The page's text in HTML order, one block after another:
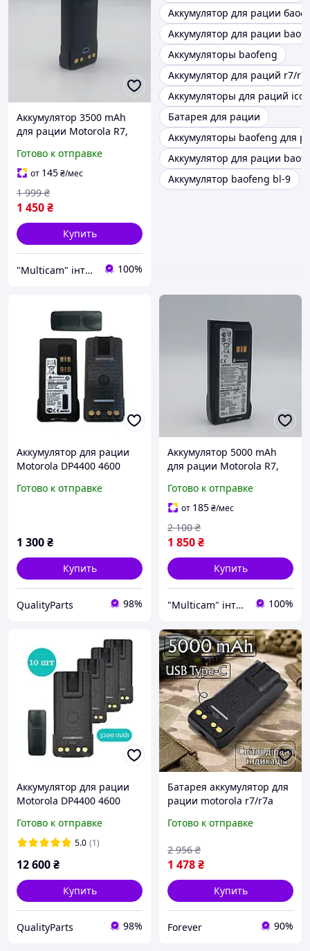
Аккумулятор 3500 mAh
для рации Motorola R7,
Готово к отправке
от 145₴/мес
1 450₴
1 999 ₴
Купить
"Multicam" інтернет магазин 100%
Аккумулятор для рации
Аккумулятор для рации
Аккумуляторы baofeng
Аккумулятор для раций r7/
Аккумуляторы для раций
Батарея для рации
Аккумуляторы baofeng для
Аккумулятор для рации
Аккумулятор baofeng bl-9
Аккумулятор для рации
Motorola DP4400 4600
Готово к отправке
1 300₴
Купить
QualityParts 98%
Аккумулятор 5000 mAh
для рации Motorola R7,
Готово к отправке
от 185₴/мес
1 850₴
2 100 ₴
Купить
"Multicam" інтернет магазин 100%
Аккумулятор для рации
Motorola DP4400 4600
10 шт.
Готово к отправке
5.0 (1)
12 600₴
Купить
QualityParts 98%
Батарея аккумулятор для
рации motorola r7/r7a
зарядное устройство с
заряда,моторола
аккумулятор
Готово к отправке
1 478₴
2 956 ₴
Купить
Forever 90%